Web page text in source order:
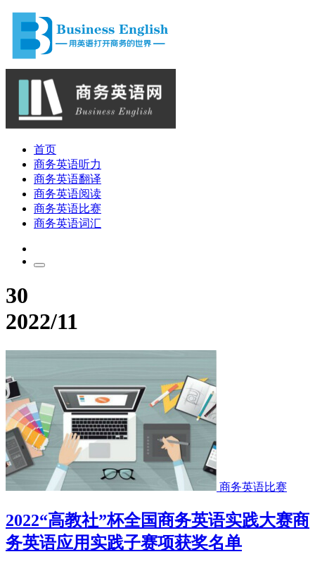
首页
商务英语听力
商务英语翻译
商务英语阅读
商务英语比赛
商务英语词汇
30
2022/11
商务英语比赛
2022“高教社”杯全国商务英语实践大赛商
务英语应用实践子赛项获奖名单